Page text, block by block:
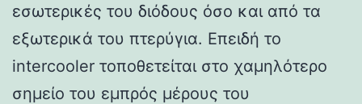
εσωτερικές του διόδους όσο και από τα
εξωτερικά του πτερύγια. Επειδή το
intercooler τοποθετείται στο χαμηλότερο
σημείο του εμπρός μέρους του